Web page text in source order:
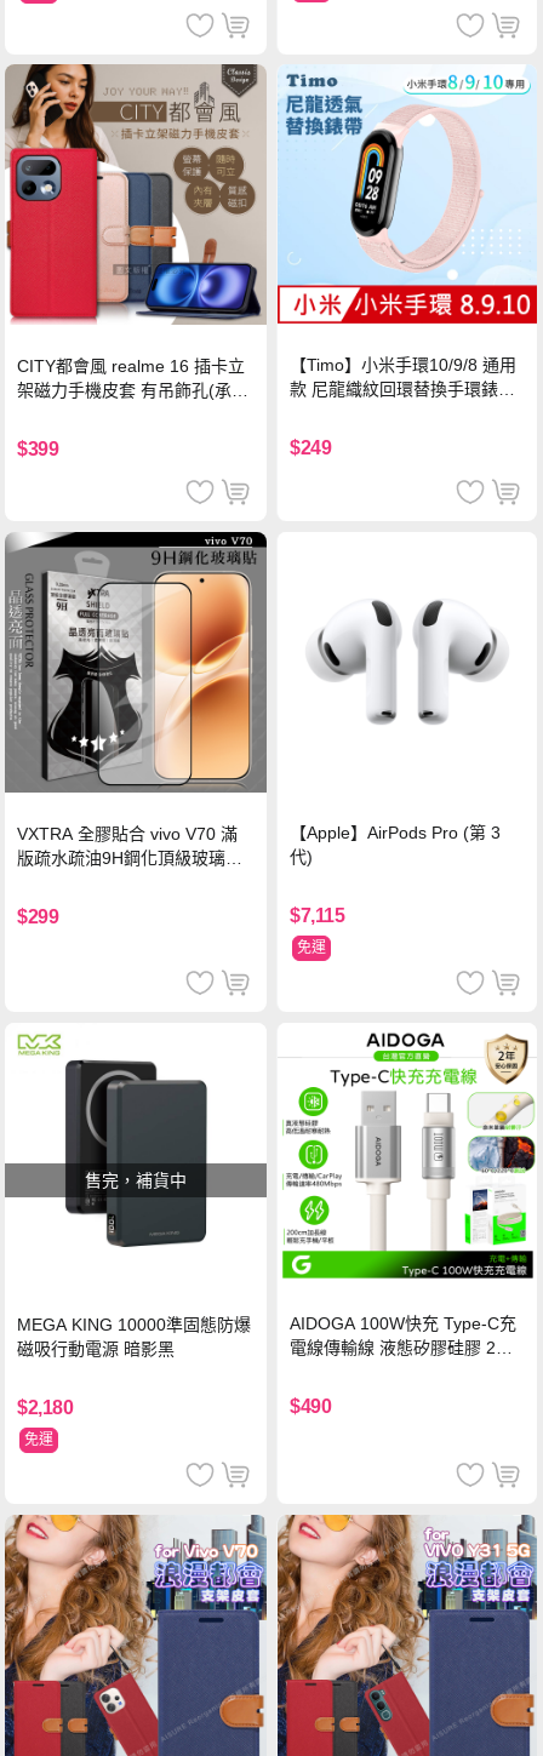
CITY都會風 realme 16 插卡立
架磁力手機皮套 有吊飾孔(承諾
$399
【Timo】小米手環10/9/8 通用
款 尼龍織紋回環替換手環錶帶-
$249
VXTRA 全膠貼合 vivo V70 滿
版疏水疏油9H鋼化頂級玻璃貼
$299
【Apple】AirPods Pro (第 3
代)
$7,115
免運
售完，補貨中
MEGA KING 10000準固態防爆
磁吸行動電源 暗影黑
$2,180
免運
AIDOGA 100W快充 Type-C充
電線傳輸線 液態矽膠硅膠 2M
$490